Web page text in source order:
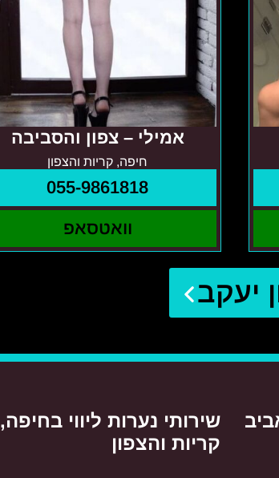
אמילי – צפון והסביבה
חיפה, קריות והצפון
055-9861818
וואטסאפ
יעקב
שירותי נערות ליווי בחיפה,
קריות והצפון